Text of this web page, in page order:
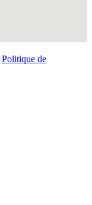
Politique de